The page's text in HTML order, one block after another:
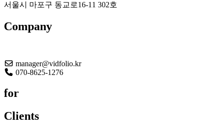
서울시 마포구 동교로16-11 302호
Company
manager@vidfolio.kr
070-8625-1276
for
Clients